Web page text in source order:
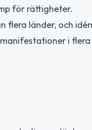
för rättigheter.
flera länder, och
i